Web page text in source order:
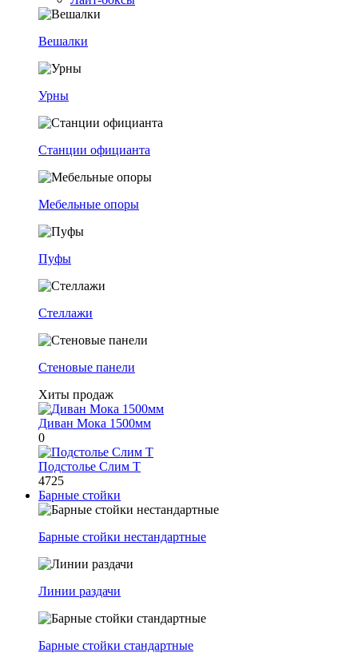
Вешалки
Урны
Станции официанта
Мебельные опоры
Пуфы
Стеллажи
Стеновые панели
Хиты продаж
Диван Мока 1500мм
0
Подстолье Слим Т
4725
Барные стойки
Барные стойки нестандартные
Линии раздачи
Барные стойки стандартные